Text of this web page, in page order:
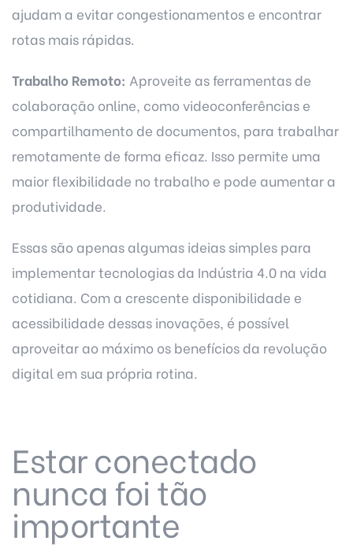
ajudam a evitar congestionamentos e encontrar
rotas mais rápidas.
Trabalho Remoto: Aproveite as ferramentas de
colaboração online, como videoconferências e
compartilhamento de documentos, para trabalhar
remotamente de forma eficaz. Isso permite uma
maior flexibilidade no trabalho e pode aumentar a
produtividade.
Essas são apenas algumas ideias simples para
implementar tecnologias da Indústria 4.0 na vida
cotidiana. Com a crescente disponibilidade e
acessibilidade dessas inovações, é possível
aproveitar ao máximo os benefícios da revolução
digital em sua própria rotina.
Estar conectado
nunca foi tão
importante